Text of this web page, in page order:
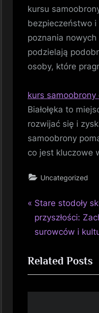
kursu
bezpieczeństwo
poznania
podzielają
osoby, które
kurs
Białołęka to
rozwijać się i
samoobrony
co jest kluczowe
Uncategorized
Nawigacja
wpisu
P
r
e
i
o
Stare stodoły
przyszłości:
surowców i
Related Posts